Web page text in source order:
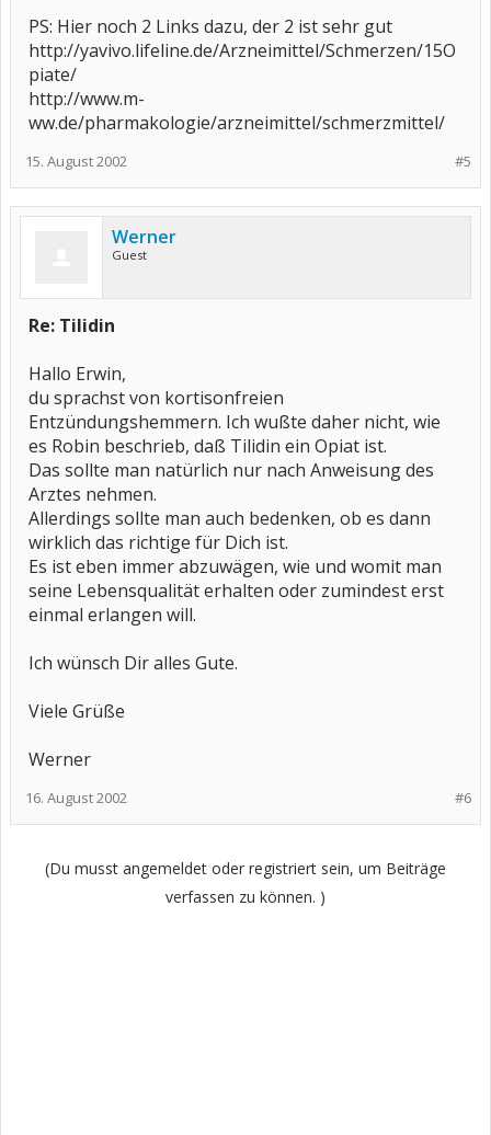
PS: Hier noch 2 Links dazu, der 2 ist sehr gut
http://yavivo.lifeline.de/Arzneimittel/Schmerzen/15O
piate/
http://www.m-
ww.de/pharmakologie/arzneimittel/schmerzmittel/
#5
15. August 2002
Werner
Guest
Re: Tilidin
Hallo Erwin,
du sprachst von kortisonfreien
Entzündungshemmern. Ich wußte daher nicht, wie
es Robin beschrieb, daß Tilidin ein Opiat ist.
Das sollte man natürlich nur nach Anweisung des
Arztes nehmen.
Allerdings sollte man auch bedenken, ob es dann
wirklich das richtige für Dich ist.
Es ist eben immer abzuwägen, wie und womit man
seine Lebensqualität erhalten oder zumindest erst
einmal erlangen will.
Ich wünsch Dir alles Gute.
Viele Grüße
Werner
#6
16. August 2002
(Du musst angemeldet oder registriert sein, um Beiträge
verfassen zu können. )